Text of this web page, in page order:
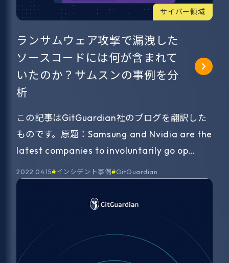
サイバー領域
ランサムウェア攻撃で漏洩した
ソースコードには何が含まれて
いたのか？サムスンの事例を分
析
この記事はGitGuardian社のブログを翻訳した
ものです。原題：Samsung and Nvidia are the
latest companies to involuntarily go op…
2022.04.15 インシデント事例 GitGuardian